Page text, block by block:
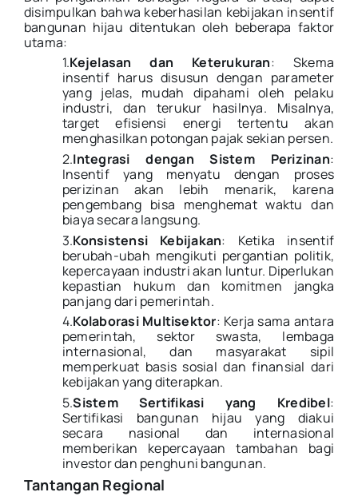
disimpulkan bahwa keberhasilan kebijakan insentif
bangunan hijau ditentukan oleh beberapa faktor
utama:
1.Kejelasan dan Keterukuran: Skema
insentif harus disusun dengan parameter
yang jelas, mudah dipahami oleh pelaku
industri, dan terukur hasilnya. Misalnya,
target efisiensi energi tertentu akan
menghasilkan potongan pajak sekian persen.
2.Integrasi dengan Sistem Perizinan:
Insentif yang menyatu dengan proses
perizinan akan lebih menarik, karena
pengembang bisa menghemat waktu dan
biaya secara langsung.
3.Konsistensi Kebijakan: Ketika insentif
berubah-ubah mengikuti pergantian politik,
kepercayaan industri akan luntur. Diperlukan
kepastian hukum dan komitmen jangka
panjang dari pemerintah.
4.Kolaborasi Multisektor: Kerja sama antara
pemerintah, sektor swasta, lembaga
internasional, dan masyarakat sipil
memperkuat basis sosial dan finansial dari
kebijakan yang diterapkan.
5.Sistem Sertifikasi yang Kredibel:
Sertifikasi bangunan hijau yang diakui
secara nasional dan internasional
memberikan kepercayaan tambahan bagi
investor dan penghuni bangunan.
Tantangan Regional